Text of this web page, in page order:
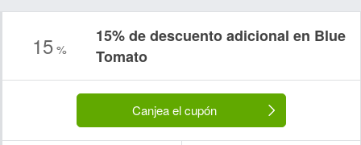
15 %
15% de descuento adicional en Blue
Tomato
Canjea el cupón